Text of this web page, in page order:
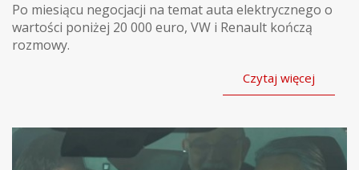
Po miesiącu negocjacji na temat auta elektrycznego o
wartości poniżej 20 000 euro, VW i Renault kończą
rozmowy.
Czytaj więcej